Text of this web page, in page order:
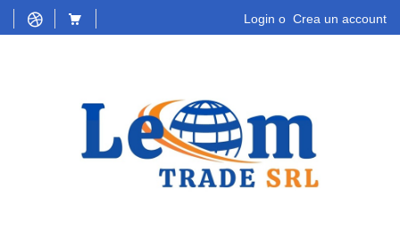
Login o Crea un account